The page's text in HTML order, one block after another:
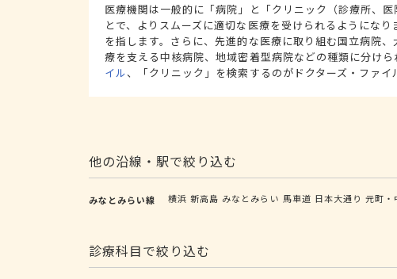
医療機関は一般的に「病院」と「クリニック（診療所、
とで、よりスムーズに適切な医療を受けられるようにな
を指します。さらに、先進的な医療に取り組む国立病院
療を支える中核病院、地域密着型病院などの種類に分けら
イル、「クリニック」を検索するのがドクターズ・ファイ
他の沿線・駅で絞り込む
みなとみらい線 横浜 新高島 みなとみらい 馬車道 日本大通り 元町・
診療科目で絞り込む